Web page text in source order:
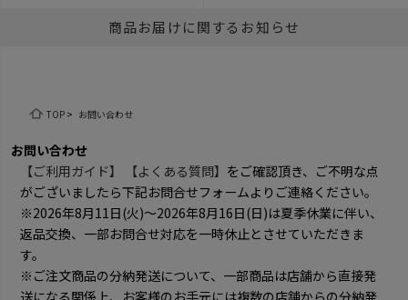
商品お届けに関するお知らせ
TOP> お問い合わせ
お問い合わせ
【ご利用ガイド】
【よくある質問】 をご確認頂き、ご不明な点
がございましたら下記お問合せフォームよりご連絡ください。
※2026年8月11日(火)～2026年8月16日(日)は夏季休業に伴い、
返品交換、一部お問合せ対応を一時休止とさせていただきま
す。
※ご注文商品の分納発送について、一部商品は店舗から直接発